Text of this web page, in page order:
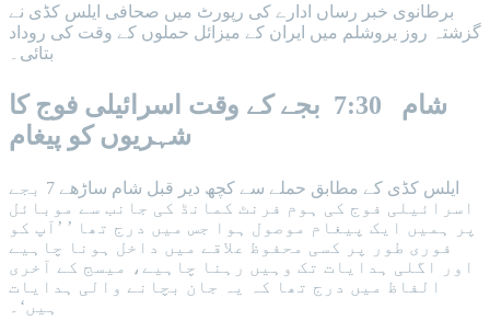
برطانوی خبر رساں ادارے کی رپورٹ میں صحافی ایلس کڈی نے
گزشتہ روز یروشلم میں ایران کے میزائل حملوں کے وقت کی روداد
بتائی۔
شام 7:30 بجے کے وقت اسرائیلی فوج کا
شہریوں کو پیغام
ایلس کڈی کے مطابق حملے سے کچھ دیر قبل شام ساڑھے 7 بجے
اسرائیلی فوج کی ہوم فرنٹ کمانڈ کی جانب سے موبائل
پر ہمیں ایک پیغام موصول ہوا جس میں درج تھا ’ ’آپ کو
فوری طور پر کسی محفوظ علاقے میں داخل ہونا چاہیے
اور اگلی ہدایات تک وہیں رہنا چاہیے، میسج کے آخری
الفاظ میں درج تھا کہ یہ جان بچانے والی ہدایات
ہیں‘۔